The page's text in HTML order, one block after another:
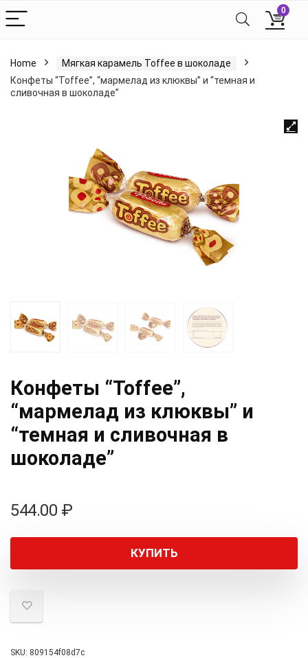
0
Home
Мягкая карамель Toffee в шоколаде
Конфеты “Toffee”, “мармелад из клюквы” и “темная и
сливочная в шоколаде”
Конфеты “Toffee”,
“мармелад из клюквы” и
“темная и сливочная в
шоколаде”
544.00 ₽
КУПИТЬ
SKU: 809154f08d7c